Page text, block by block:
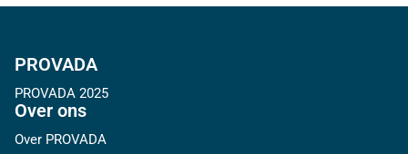
PROVADA
PROVADA 2025
Over ons
Over PROVADA